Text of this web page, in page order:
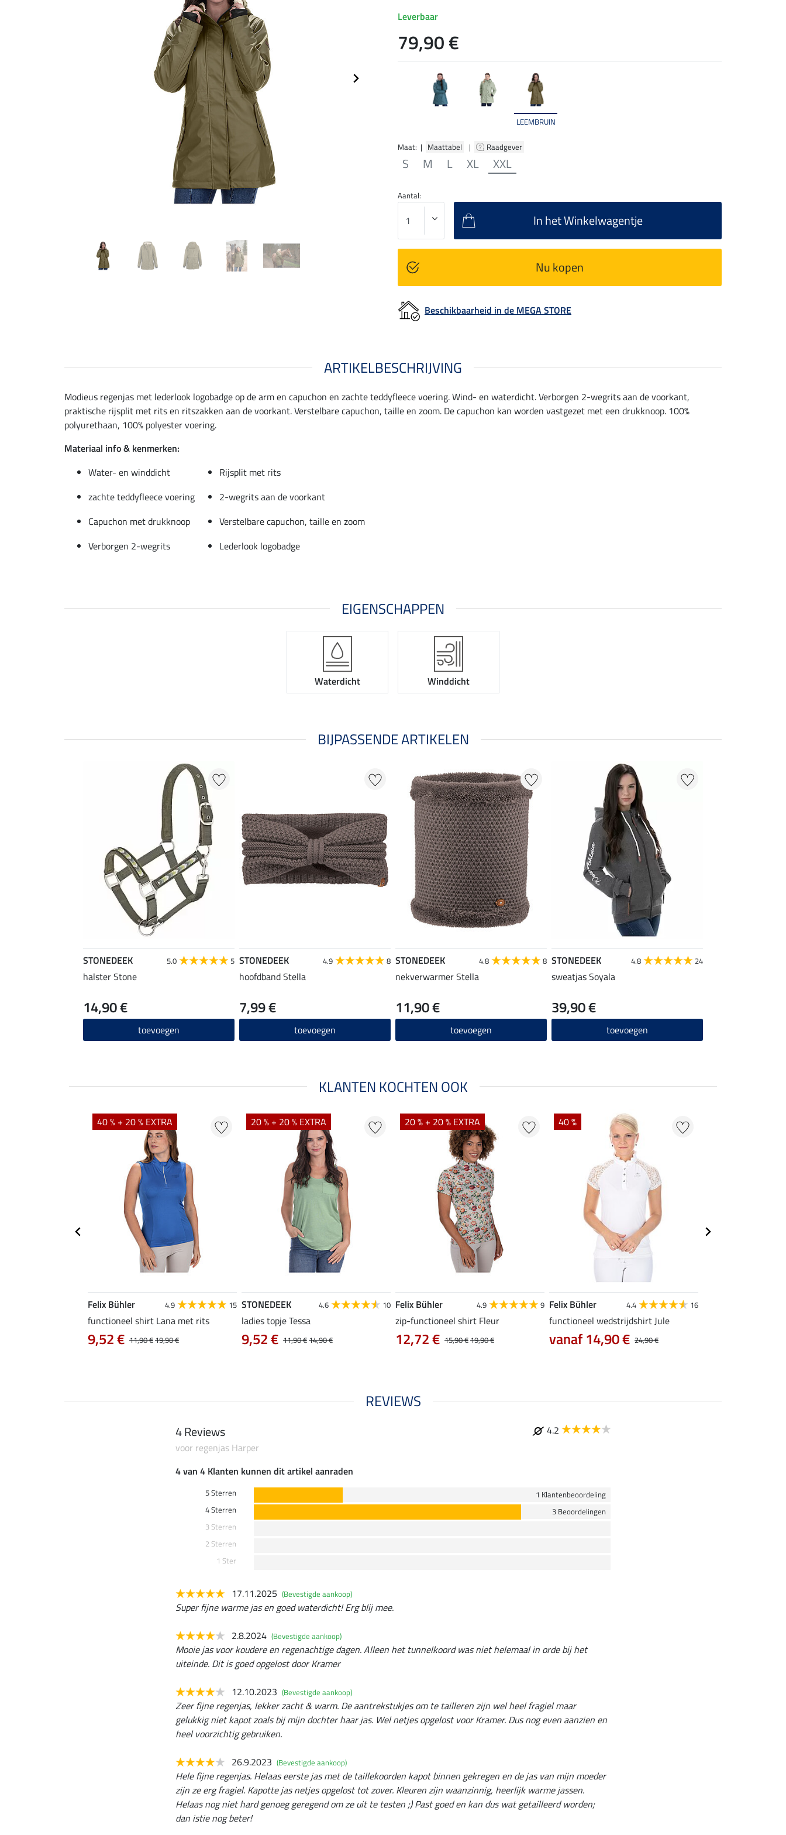
LEEMBRUIN
Maat: | Maattabel | Raadgever
S M L XL XXL
Leverbaar
79,90 €
Aantal:
In het Winkelwagentje
Nu kopen
Beschikbaarheid in de MEGA STORE
ARTIKELBESCHRIJVING
Modieus regenjas met lederlook logobadge op de arm en capuchon en zachte teddyfleece voering. Wind- en waterdicht. Verborgen 2-wegrits aan de voorkant,
praktische rijsplit met rits en ritszakken aan de voorkant. Verstelbare capuchon, taille en zoom. De capuchon kan worden vastgezet met een drukknoop. 100%
polyurethaan, 100% polyester voering.
Materiaal info & kenmerken:
Water- en winddicht
Rijsplit met rits
zachte teddyfleece voering
2-wegrits aan de voorkant
Capuchon met drukknoop
Verstelbare capuchon, taille en zoom
Verborgen 2-wegrits
Lederlook logobadge
EIGENSCHAPPEN
Waterdicht Winddicht
BIJPASSENDE ARTIKELEN
STONEDEEK 5.0 5
halster Stone
14,90 €
toevoegen
STONEDEEK 4.9 8
hoofdband Stella
7,99 €
toevoegen
STONEDEEK 4.8 8
nekverwarmer Stella
11,90 €
toevoegen
STONEDEEK 4.8 24
sweatjas Soyala
39,90 €
toevoegen
KLANTEN KOCHTEN OOK
40 % + 20 % EXTRA
Felix Bühler 4.9 15
functioneel shirt Lana met rits
11,90 €19,90 €
9,52 €
20 % + 20 % EXTRA
STONEDEEK 4.6 10
ladies topje Tessa
11,90 €14,90 €
9,52 €
20 % + 20 % EXTRA
Felix Bühler 4.9 9
zip-functioneel shirt Fleur
15,90 €19,90 €
12,72 €
40 %
Felix Bühler 4.4 16
functioneel wedstrijdshirt Jule
24,90 €
vanaf 14,90 €
REVIEWS
4 Reviews
4.2
voor regenjas Harper
4 van 4 Klanten kunnen dit artikel aanraden
5 Sterren
1 Klantenbeoordeling
4 Sterren
3 Beoordelingen
3 Sterren
2 Sterren
1 Ster
17.11.2025 (Bevestigde aankoop)
Super fijne warme jas en goed waterdicht! Erg blij mee.
2.8.2024 (Bevestigde aankoop)
Mooie jas voor koudere en regenachtige dagen. Alleen het tunnelkoord was niet helemaal in orde bij het
uiteinde. Dit is goed opgelost door Kramer
12.10.2023 (Bevestigde aankoop)
Zeer fijne regenjas, lekker zacht & warm. De aantrekstukjes om te tailleren zijn wel heel fragiel maar
gelukkig niet kapot zoals bij mijn dochter haar jas. Wel netjes opgelost voor Kramer. Dus nog even aanzien en
heel voorzichtig gebruiken.
26.9.2023 (Bevestigde aankoop)
Hele fijne regenjas. Helaas eerste jas met de taillekoorden kapot binnen gekregen en de jas van mijn moeder
zijn ze erg fragiel. Kapotte jas netjes opgelost tot zover. Kleuren zijn waanzinnig, heerlijk warme jassen.
Helaas nog niet hard genoeg geregend om ze uit te testen ;) Past goed en kan dus wat getailleerd worden;
dan istie nog beter!